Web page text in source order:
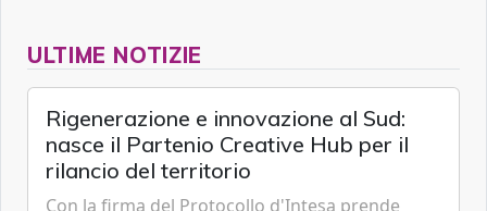
ULTIME NOTIZIE
Rigenerazione e innovazione al Sud:
nasce il Partenio Creative Hub per il
rilancio del territorio
Con la firma del Protocollo d'Intesa prende